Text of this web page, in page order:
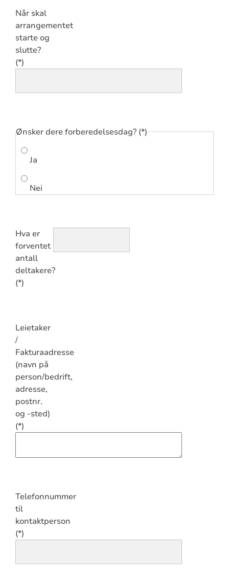
Når skal
arrangementet
starte og
slutte?
Ønsker dere forberedelsesdag?
Ja
Nei
Hva er
forventet
antall
deltakere?
Leietaker
/
Fakturaadresse
(navn på
person/bedrift,
adresse,
postnr.
og -sted)
Telefonnummer
til
kontaktperson